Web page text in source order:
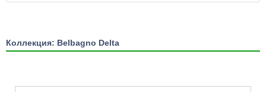
Коллекция: Belbagno Delta